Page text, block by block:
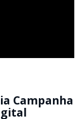
Campanha